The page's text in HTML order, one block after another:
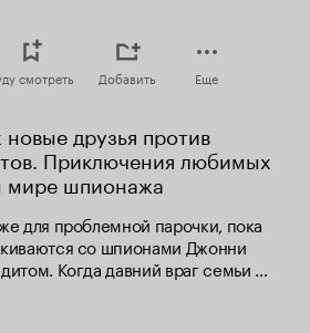
смотреть Добавить Еще
друзья против
Приключения любимых
мире шпионажа
для проблемной парочки, пока
со шпионами Джонни
Когда давний враг семьи
о том, что у Бентона Квеста
проблем мира, он